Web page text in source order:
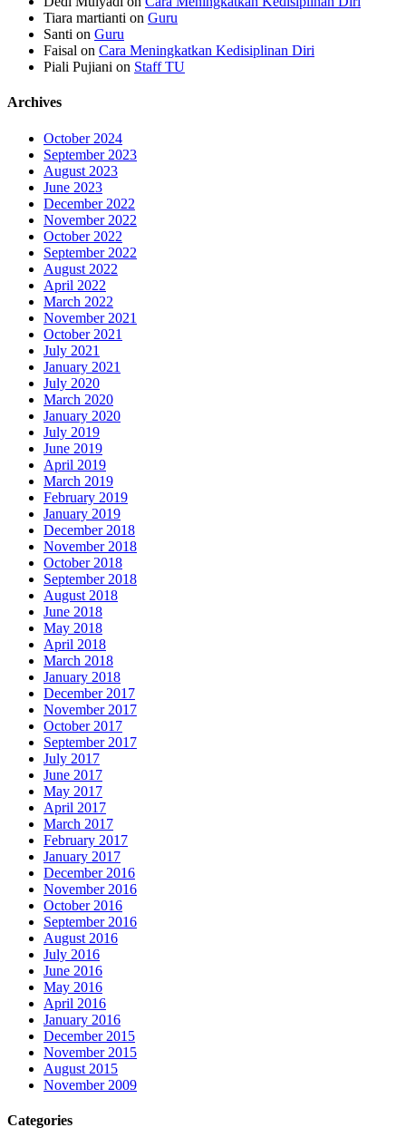
Tiara martianti on Guru
Santi on Guru
Faisal on Cara Meningkatkan Kedisiplinan Diri
Piali Pujiani on Staff TU
Archives
October 2024
September 2023
August 2023
June 2023
December 2022
November 2022
October 2022
September 2022
August 2022
April 2022
March 2022
November 2021
October 2021
July 2021
January 2021
July 2020
March 2020
January 2020
July 2019
June 2019
April 2019
March 2019
February 2019
January 2019
December 2018
November 2018
October 2018
September 2018
August 2018
June 2018
May 2018
April 2018
March 2018
January 2018
December 2017
November 2017
October 2017
September 2017
July 2017
June 2017
May 2017
April 2017
March 2017
February 2017
January 2017
December 2016
November 2016
October 2016
September 2016
August 2016
July 2016
June 2016
May 2016
April 2016
January 2016
December 2015
November 2015
August 2015
November 2009
Categories